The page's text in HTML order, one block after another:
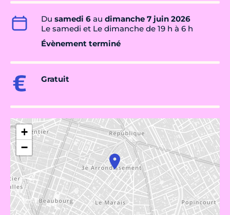
Du samedi 6 au dimanche 7 juin 2026
Le samedi et Le dimanche de 19 h à 6 h
Évènement terminé
Gratuit
+
−